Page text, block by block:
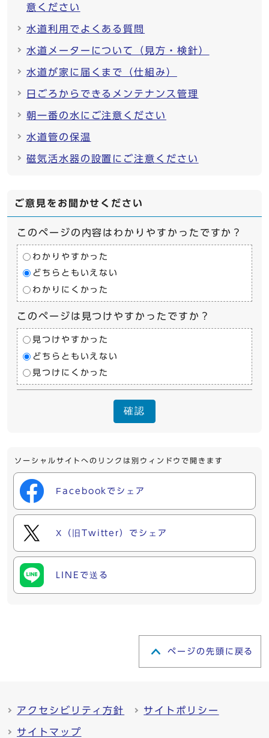
意ください
水道利用でよくある質問
水道メーターについて（見方・検針）
水道が家に届くまで（仕組み）
日ごろからできるメンテナンス管理
朝一番の水にご注意ください
水道管の保温
磁気活水器の設置にご注意ください
ご意見をお聞かせください
このページの内容はわかりやすかったですか？
わかりやすかった
どちらともいえない
わかりにくかった
このページは見つけやすかったですか？
見つけやすかった
どちらともいえない
見つけにくかった
確認
ソーシャルサイトへのリンクは別ウィンドウで開きます
Facebookでシェア
X（旧Twitter）でシェア
LINEで送る
ページの先頭に戻る
アクセシビリティ方針 サイトポリシー
サイトマップ